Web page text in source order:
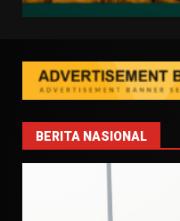
BERITA NASIONAL